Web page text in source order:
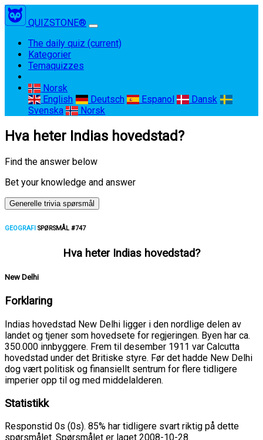
QUIZSTONE®
The daily quiz (current)
Kategorier
Temaquizzes
Norsk
English
Deutsch Espanol
Dansk
Svenska
Norsk
Hva heter Indias hovedstad?
Find the answer below
Bet your knowledge and answer
Generelle trivia spørsmål
GEOGRAFI SPØRSMÅL #747
Hva heter Indias hovedstad?
New Delhi
Forklaring
Indias hovedstad New Delhi ligger i den nordlige delen av
landet og tjener som hovedsete for regjeringen. Byen har ca.
350.000 innbyggere. Frem til desember 1911 var Calcutta
hovedstad under det Britiske styre. Før det hadde New Delhi
dog vært politisk og finansiellt sentrum for flere tidligere
imperier opp til og med middelalderen.
Statistikk
Responstid 0s (0s). 85% har tidligere svart riktig på dette
spørsmålet. Spørsmålet er laget 2008-10-28.